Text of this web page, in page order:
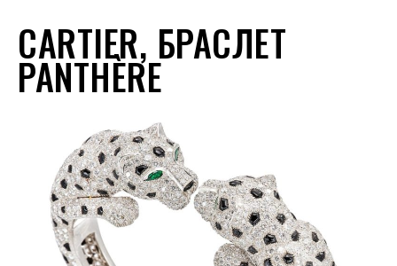
CARTIER, БРАСЛЕТ
PANTHÈRE